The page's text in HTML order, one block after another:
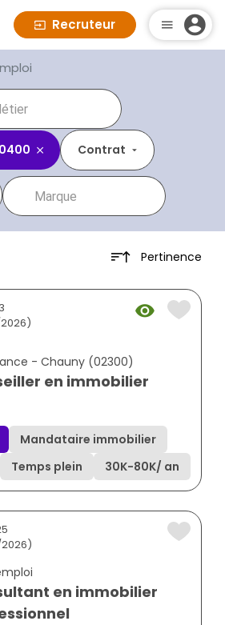
Recruteur
Contrat
Pertinence
- Chauny (02300)
en immobilier
Mandataire immobilier
Temps plein 30K-80K/ an
en immobilier